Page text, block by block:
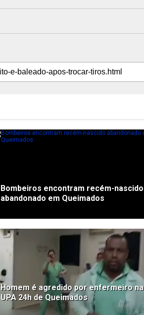
Bombeiros encontram recém-nascido
abandonado em Queimados
Homem é agredido por enfermeiro na
UPA 24h de Queimados